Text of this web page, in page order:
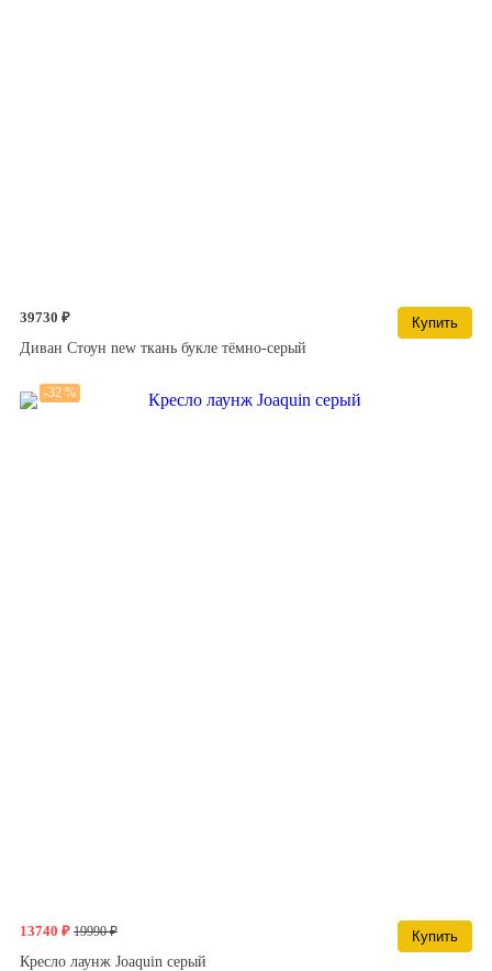
39730 ₽
Купить
Диван Стоун new ткань букле тёмно-серый
13740 ₽ 19990 ₽
-32 %
Купить
Кресло лаунж Joaquin серый